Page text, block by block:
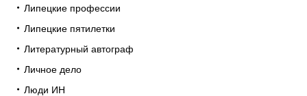
Липецкие профессии
Липецкие пятилетки
Литературный автограф
Личное дело
Люди ИН